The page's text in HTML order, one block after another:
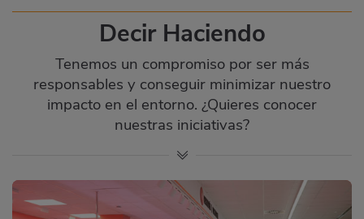
Decir Haciendo
Tenemos un compromiso por ser más
responsables y conseguir minimizar nuestro
impacto en el entorno. ¿Quieres conocer
nuestras iniciativas?